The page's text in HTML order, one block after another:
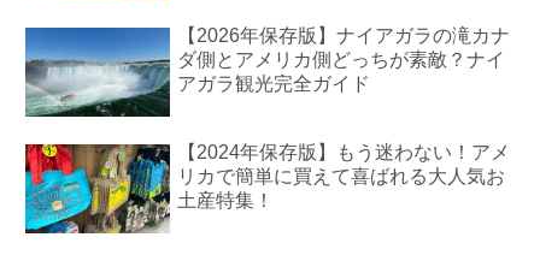
【2026年保存版】ナイアガラの滝カナ
ダ側とアメリカ側どっちが素敵？ナイ
アガラ観光完全ガイド
【2024年保存版】もう迷わない！アメ
リカで簡単に買えて喜ばれる大人気お
土産特集！